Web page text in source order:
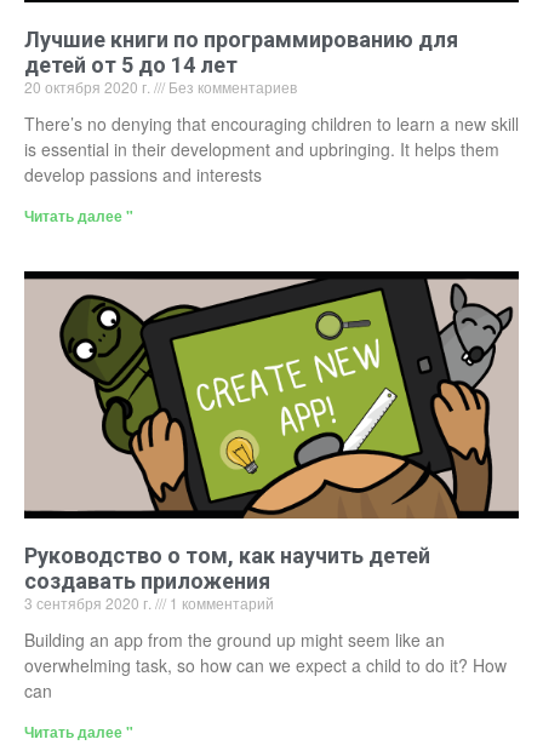
Лучшие книги по программированию для
детей от 5 до 14 лет
20 октября 2020 г. Без комментариев
There’s no denying that encouraging children to learn a new skill
is essential in their development and upbringing. It helps them
develop passions and interests
Читать далее "
Руководство о том, как научить детей
создавать приложения
3 сентября 2020 г. 1 комментарий
Building an app from the ground up might seem like an
overwhelming task, so how can we expect a child to do it? How
can
Читать далее "